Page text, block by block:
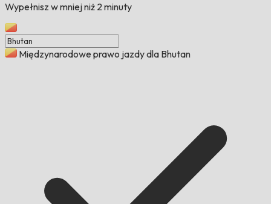
Wypełnisz w mniej niż 2 minuty
Międzynarodowe prawo jazdy dla Bhutan